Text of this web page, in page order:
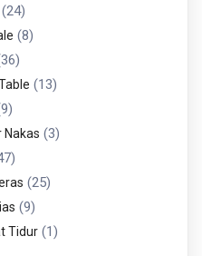
Produk
2424
Produk
88
3636
Produk
1313
99
Produk
Nakas 33
47
Produk
2525
99
Produk
Tidur 11